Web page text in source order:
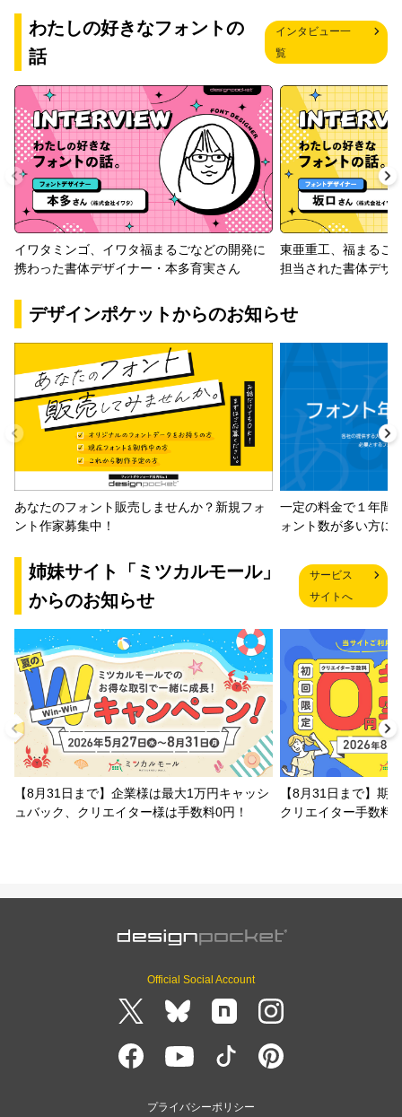
わたしの好きなフォントの
話
インタビュー一
覧
イワタミンゴ、イワタ福まるごなどの開発に
携わった書体デザイナー・本多育実さん
東亜重工、福まるご
担当された書体デザ
デザインポケットからのお知らせ
あなたのフォント販売しませんか？新規フォ
ント作家募集中！
一定の料金で１年間
ォント数が多い方に
姉妹サイト「ミツカルモール」
からのお知らせ
サービス
サイトへ
【8月31日まで】企業様は最大1万円キャッシ
ュバック、クリエイター様は手数料0円！
【8月31日まで】期
クリエイター手数料
Official Social Account
プライバシーポリシー